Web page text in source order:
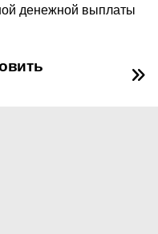
денежной выплаты